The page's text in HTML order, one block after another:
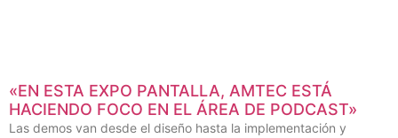
«EN ESTA EXPO PANTALLA, AMTEC ESTÁ
HACIENDO FOCO EN EL ÁREA DE PODCAST»
Las demos van desde el diseño hasta la implementación y